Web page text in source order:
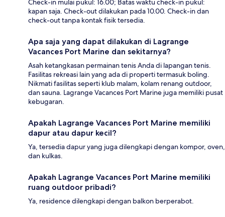
Check-in mulai pukul: 16.00; Batas waktu check-in pukul:
kapan saja. Check-out dilakukan pada 10.00. Check-in dan
check-out tanpa kontak fisik tersedia.
Apa saja yang dapat dilakukan di Lagrange
Vacances Port Marine dan sekitarnya?
Asah ketangkasan permainan tenis Anda di lapangan tenis.
Fasilitas rekreasi lain yang ada di properti termasuk boling.
Nikmati fasilitas seperti klub malam, kolam renang outdoor,
dan sauna. Lagrange Vacances Port Marine juga memiliki pusat
kebugaran.
Apakah Lagrange Vacances Port Marine memiliki
dapur atau dapur kecil?
Ya, tersedia dapur yang juga dilengkapi dengan kompor, oven,
dan kulkas.
Apakah Lagrange Vacances Port Marine memiliki
ruang outdoor pribadi?
Ya, residence dilengkapi dengan balkon berperabot.